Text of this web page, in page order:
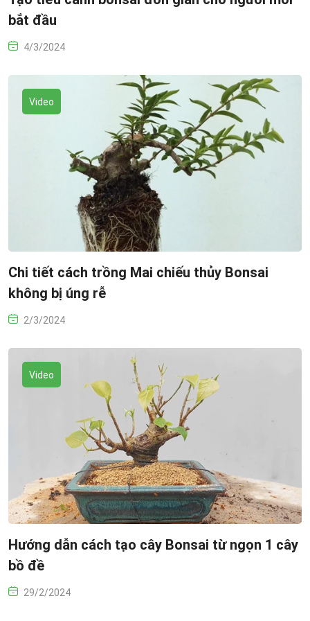
bắt đầu
4/3/2024
Video
Chi tiết cách trồng Mai chiếu thủy Bonsai
không bị úng rễ
2/3/2024
Video
Hướng dẫn cách tạo cây Bonsai từ ngọn 1 cây
bồ đề
29/2/2024